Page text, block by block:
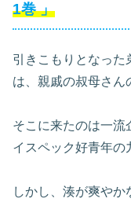
1巻」
引きこもりとなった
は、親戚の叔母さん
そこに来たのは一流
イスペック好青年
しかし、湊が爽や